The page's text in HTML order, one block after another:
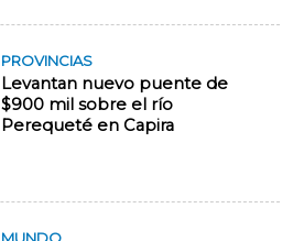
PROVINCIAS
Levantan nuevo puente de
$900 mil sobre el río
Perequeté en Capira